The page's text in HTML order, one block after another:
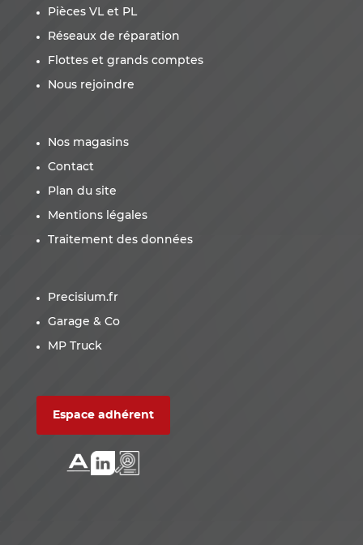
Pièces VL et PL
Réseaux de réparation
Flottes et grands comptes
Nous rejoindre
Nos magasins
Contact
Plan du site
Mentions légales
Traitement des données
Precisium.fr
Garage & Co
MP Truck
Espace adhérent